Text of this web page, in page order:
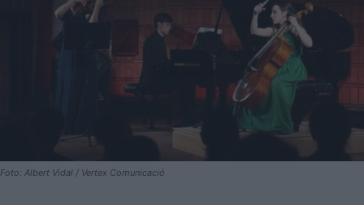
Foto: Albert Vidal / Vertex Comunicació